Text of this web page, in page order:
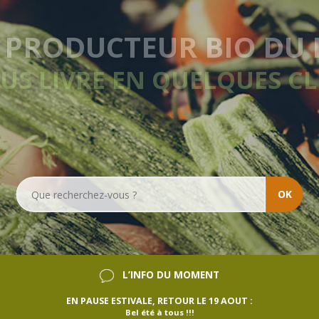
SANS ENGAGEMENT
OK
L’INFO DU MOMENT
EN PAUSE ESTIVALE, RETOUR LE 19 AOUT :
Bel été à tous !!!